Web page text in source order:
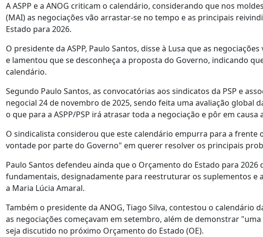
A ASPP e a ANOG criticam o calendário, considerando que nos
(MAI) as negociações vão arrastar-se no tempo e as principais
Estado para 2026.
O presidente da ASPP, Paulo Santos, disse à Lusa que as
e lamentou que se desconheça a proposta do Governo, indicando
calendário.
Segundo Paulo Santos, as convocatórias aos sindicatos da PSP e
negocial 24 de novembro de 2025, sendo feita uma avaliação global
o que para a ASPP/PSP irá atrasar toda a negociação e pôr em
O sindicalista considerou que este calendário empurra para a frente
vontade por parte do Governo" em querer resolver os principais
Paulo Santos defendeu ainda que o Orçamento do Estado para
fundamentais, designadamente para reestruturar os suplementos
a Maria Lúcia Amaral.
Também o presidente da ANOG, Tiago Silva, contestou o calendário
as negociações começavam em setembro, além de demonstrar
seja discutido no próximo Orçamento do Estado (OE).